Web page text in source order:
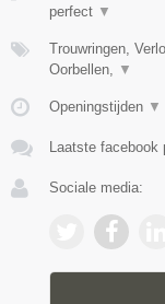
perfect ▼
Trouwringen,
Oorbellen,
▼
Openingstijden ▼
Laatste facebook
Sociale media: